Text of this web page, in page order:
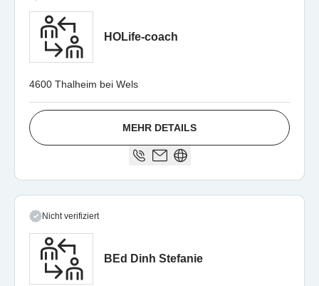
HOLife-coach
4600 Thalheim bei Wels
MEHR DETAILS
Nicht verifiziert
BEd Dinh Stefanie